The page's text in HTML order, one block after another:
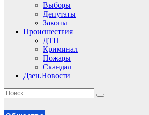
Выборы
Депутаты
Законы
Происшествия
ДТП
Криминал
Пожары
Скандал
Дзен.Новости